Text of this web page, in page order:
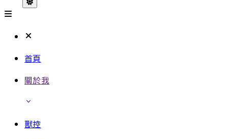
首頁
關於我
獸控